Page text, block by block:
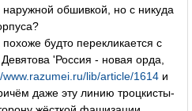
обшивкой, но с никуда
будто перекликается с
'Россия - новая орда,
www.razumei.ru/lib/article/1614 и
даже эту линию троцкисты-